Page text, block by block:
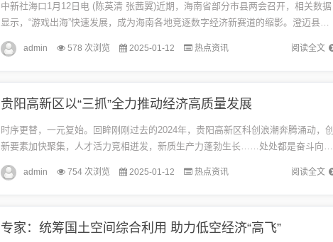
中新社海口1月12日电 (陈英清 张茜翼)近期，海南省部分市县两会召开，相关数据
显示，“游戏出海”快速发展，成为海南各地竞逐数字经济新赛道的缩影。澄迈县县
长徐涛在县十六届人大五次会议上表示，2024年，澄迈联合多家...
阅读全文
admin 578 次浏览 2025-01-12 热点资讯
贵阳高新区以“三抓”全力推动经济高质量发展
时序更替，一元复始。回眸刚刚过去的2024年，贵阳高新区科创浪潮奔腾涌动，创
新要素加快聚集，人才活力竞相迸发，新质生产力蓬勃生长……处处都是奋斗向前
的轨迹，处处呈现最美的风景。这一年，贵阳高新区坚持“发展高科技、实...
阅读全文
admin 754 次浏览 2025-01-12 热点资讯
专家：统筹国土空间综合利用 助力低空经济“高飞”